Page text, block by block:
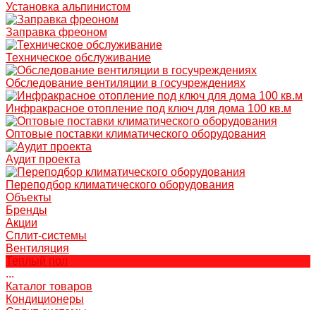
Установка альпинистом
Заправка фреоном
Техническое обслуживание
Обследование вентиляции в госучреждениях
Инфракрасное отопление под ключ для дома 100 кв.м
Оптовые поставки климатического оборудования
Аудит проекта
Переподбор климатического оборудования
Объекты
Бренды
Акции
Сплит-системы
Вентиляция
Теплый пол
...
Каталог товаров
Кондиционеры